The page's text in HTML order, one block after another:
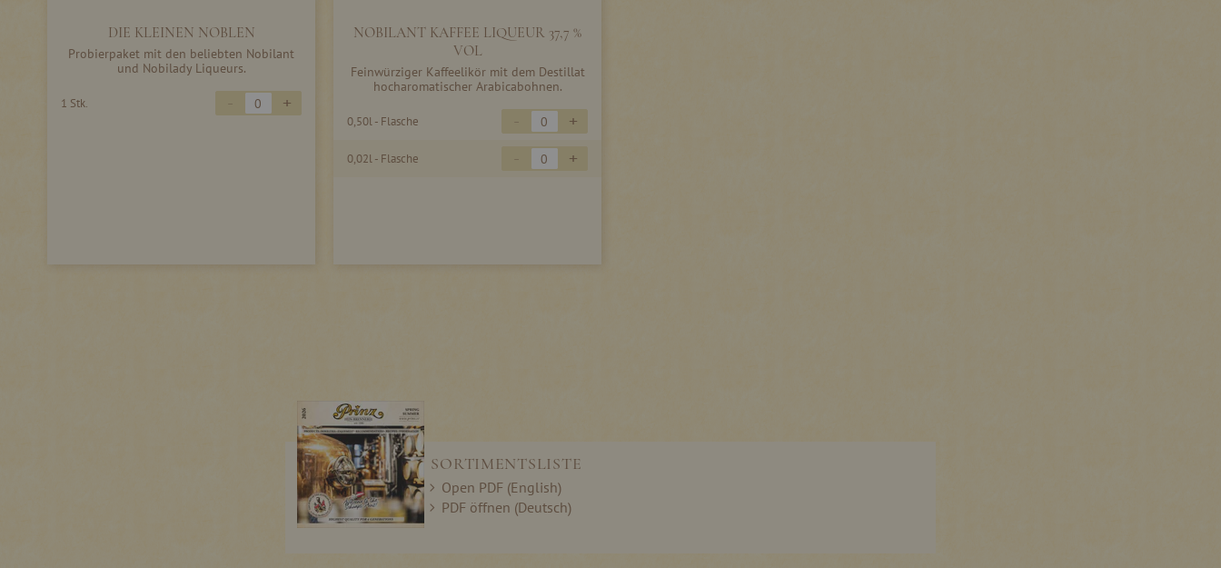
DIE KLEINEN NOBLEN
Probierpaket mit den beliebten Nobilant
und Nobilady Liqueurs.
1 Stk. - +
NOBILANT KAFFEE LIQUEUR 37,7 %
VOL
Feinwürziger Kaffeelikör mit dem Destillat
hocharomatischer Arabicabohnen.
0,50l - Flasche - +
0,02l - Flasche - +
SORTIMENTSLISTE
Open PDF (English)
PDF öffnen (Deutsch)